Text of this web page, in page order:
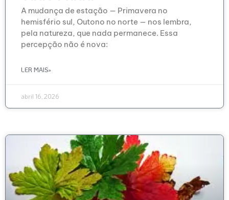
A mudança de estação — Primavera no
hemisfério sul, Outono no norte — nos lembra,
pela natureza, que nada permanece. Essa
percepção não é nova:
LER MAIS»
abril 16, 2026